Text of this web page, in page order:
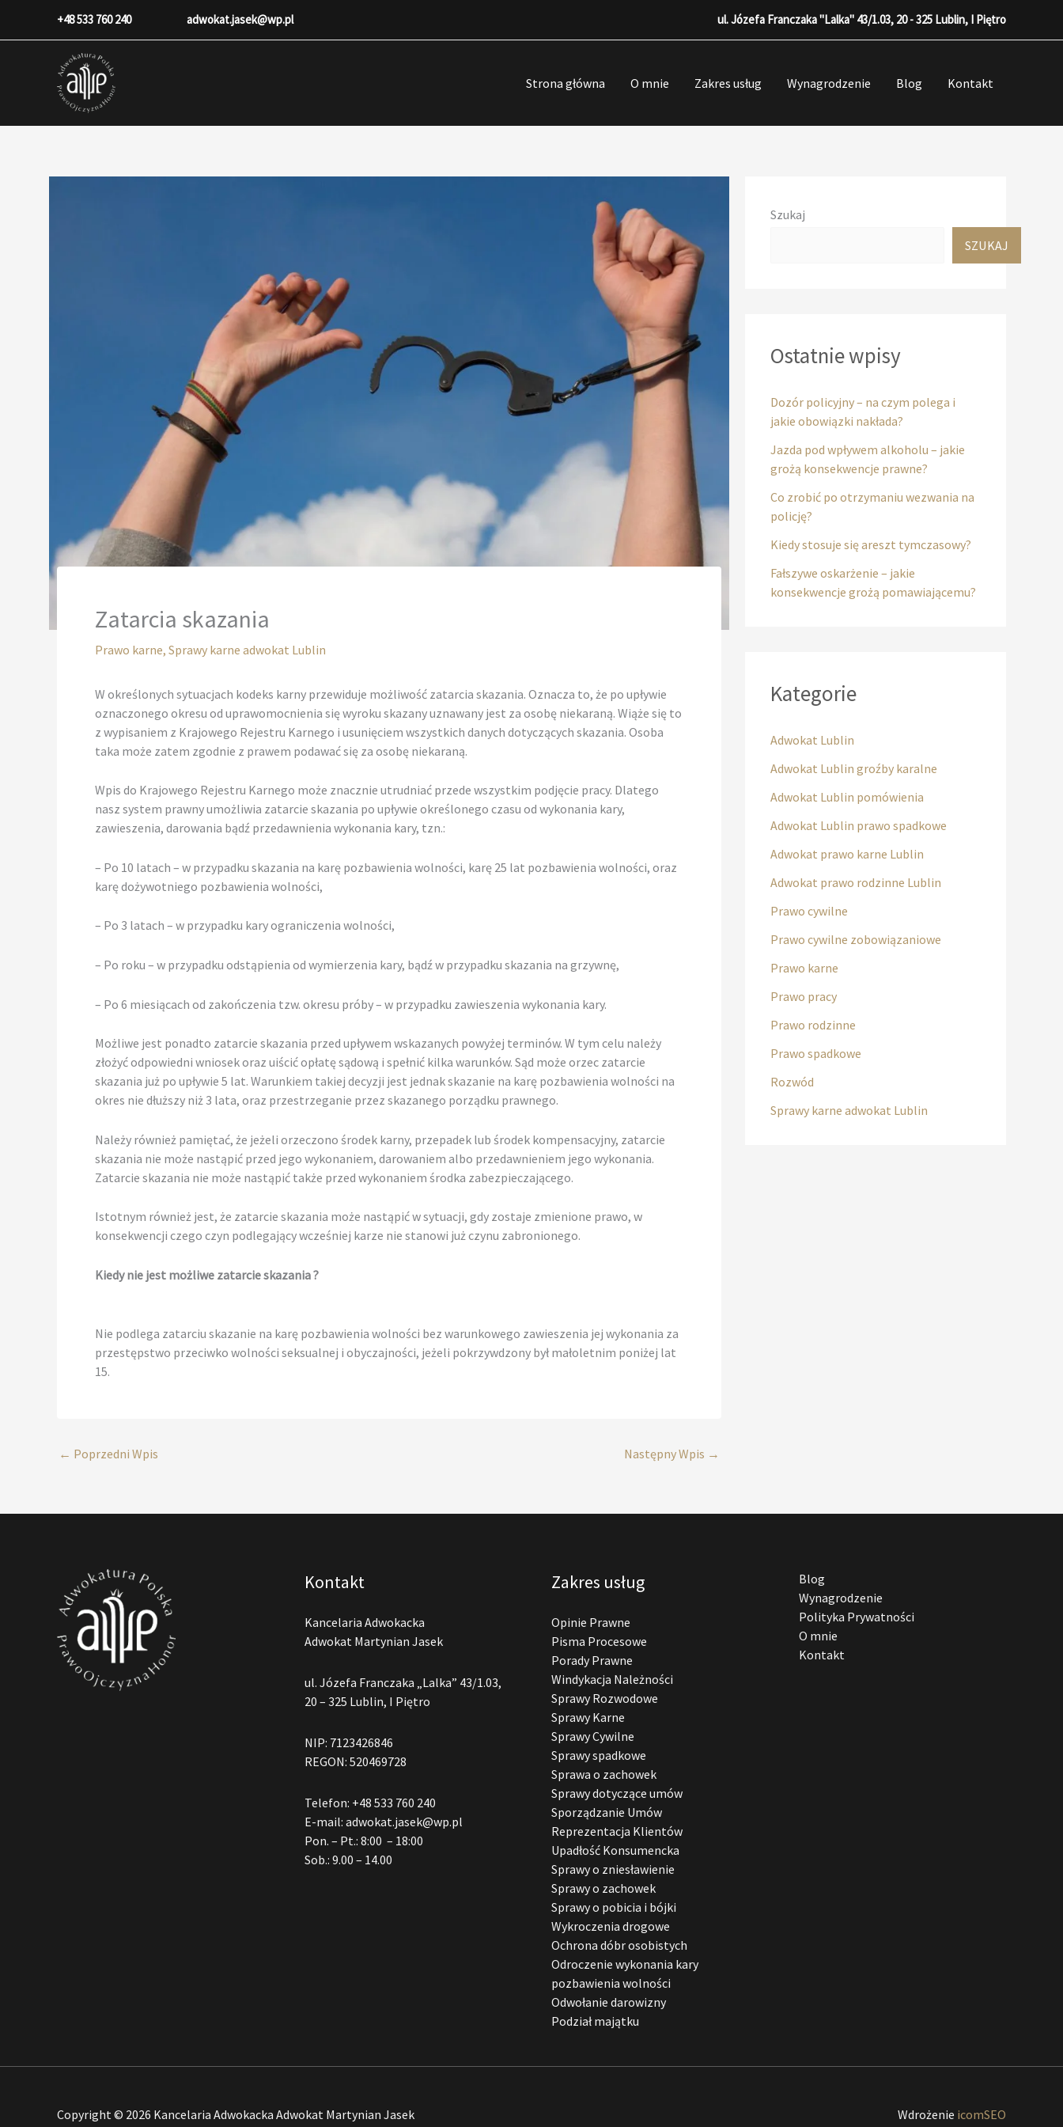
+48 533 760 240 adwokat.jasek@wp.pl ul. Józefa Franczaka "Lalka" 43/1.03, 20 - 325 Lublin, I Piętro
Strona główna O mnie Zakres usług Wynagrodzenie Blog Kontakt
Zatarcia skazania
Prawo karne, Sprawy karne adwokat Lublin
W określonych sytuacjach kodeks karny przewiduje możliwość zatarcia skazania. Oznacza to, że po upływie
oznaczonego okresu od uprawomocnienia się wyroku skazany uznawany jest za osobę niekaraną. Wiąże się to
z wypisaniem z Krajowego Rejestru Karnego i usunięciem wszystkich danych dotyczących skazania. Osoba
taka może zatem zgodnie z prawem podawać się za osobę niekaraną.
Wpis do Krajowego Rejestru Karnego może znacznie utrudniać przede wszystkim podjęcie pracy. Dlatego
nasz system prawny umożliwia zatarcie skazania po upływie określonego czasu od wykonania kary,
zawieszenia, darowania bądź przedawnienia wykonania kary, tzn.:
– Po 10 latach – w przypadku skazania na karę pozbawienia wolności, karę 25 lat pozbawienia wolności, oraz
karę dożywotniego pozbawienia wolności,
– Po 3 latach – w przypadku kary ograniczenia wolności,
– Po roku – w przypadku odstąpienia od wymierzenia kary, bądź w przypadku skazania na grzywnę,
– Po 6 miesiącach od zakończenia tzw. okresu próby – w przypadku zawieszenia wykonania kary.
Możliwe jest ponadto zatarcie skazania przed upływem wskazanych powyżej terminów. W tym celu należy
złożyć odpowiedni wniosek oraz uiścić opłatę sądową i spełnić kilka warunków. Sąd może orzec zatarcie
skazania już po upływie 5 lat. Warunkiem takiej decyzji jest jednak skazanie na karę pozbawienia wolności na
okres nie dłuższy niż 3 lata, oraz przestrzeganie przez skazanego porządku prawnego.
Należy również pamiętać, że jeżeli orzeczono środek karny, przepadek lub środek kompensacyjny, zatarcie
skazania nie może nastąpić przed jego wykonaniem, darowaniem albo przedawnieniem jego wykonania.
Zatarcie skazania nie może nastąpić także przed wykonaniem środka zabezpieczającego.
Istotnym również jest, że zatarcie skazania może nastąpić w sytuacji, gdy zostaje zmienione prawo, w
konsekwencji czego czyn podlegający wcześniej karze nie stanowi już czynu zabronionego.
Kiedy nie jest możliwe zatarcie skazania ?
Nie podlega zatarciu skazanie na karę pozbawienia wolności bez warunkowego zawieszenia jej wykonania za
przestępstwo przeciwko wolności seksualnej i obyczajności, jeżeli pokrzywdzony był małoletnim poniżej lat
15.
← Poprzedni Wpis Następny Wpis →
Szukaj
SZUKAJ
Ostatnie wpisy
Dozór policyjny – na czym polega i
jakie obowiązki nakłada?
Jazda pod wpływem alkoholu – jakie
grożą konsekwencje prawne?
Co zrobić po otrzymaniu wezwania na
policję?
Kiedy stosuje się areszt tymczasowy?
Fałszywe oskarżenie – jakie
konsekwencje grożą pomawiającemu?
Kategorie
Adwokat Lublin
Adwokat Lublin groźby karalne
Adwokat Lublin pomówienia
Adwokat Lublin prawo spadkowe
Adwokat prawo karne Lublin
Adwokat prawo rodzinne Lublin
Prawo cywilne
Prawo cywilne zobowiązaniowe
Prawo karne
Prawo pracy
Prawo rodzinne
Prawo spadkowe
Rozwód
Sprawy karne adwokat Lublin
Kontakt
Kancelaria Adwokacka
Adwokat Martynian Jasek
ul. Józefa Franczaka „Lalka” 43/1.03,
20 – 325 Lublin, I Piętro
NIP: 7123426846
REGON: 520469728
Telefon: +48 533 760 240
E-mail: adwokat.jasek@wp.pl
Pon. – Pt.: 8:00 – 18:00
Sob.: 9.00 – 14.00
Zakres usług
Opinie Prawne
Pisma Procesowe
Porady Prawne
Windykacja Należności
Sprawy Rozwodowe
Sprawy Karne
Sprawy Cywilne
Sprawy spadkowe
Sprawa o zachowek
Sprawy dotyczące umów
Sporządzanie Umów
Reprezentacja Klientów
Upadłość Konsumencka
Sprawy o zniesławienie
Sprawy o zachowek
Sprawy o pobicia i bójki
Wykroczenia drogowe
Ochrona dóbr osobistych
Odroczenie wykonania kary
pozbawienia wolności
Odwołanie darowizny
Podział majątku
Blog
Wynagrodzenie
Polityka Prywatności
O mnie
Kontakt
Copyright © 2026 Kancelaria Adwokacka Adwokat Martynian Jasek Wdrożenie icomSEO